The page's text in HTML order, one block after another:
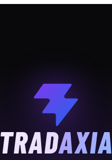
TRADAXIA